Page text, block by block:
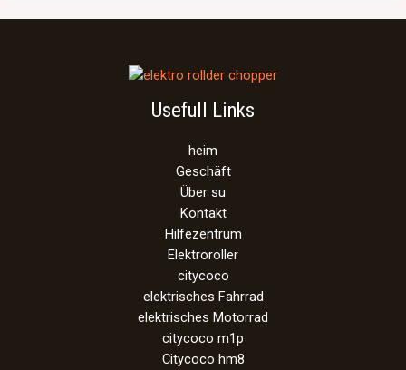
Usefull Links
heim
Geschäft
Über su
Kontakt
Hilfezentrum
Elektroroller
citycoco
elektrisches Fahrrad
elektrisches Motorrad
citycoco m1p
Citycoco hm8